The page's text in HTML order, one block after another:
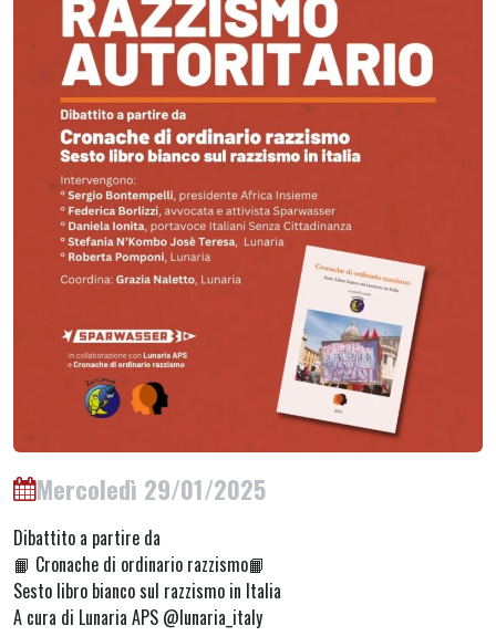
Mercoledì 29/01/2025
Dibattito a partire da
📙 Cronache di ordinario razzismo📙
Sesto libro bianco sul razzismo in Italia
A cura di Lunaria APS @lunaria_italy